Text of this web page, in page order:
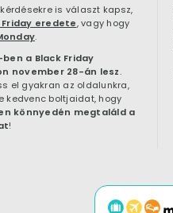
is választ kapsz,
Friday eredete, vagy hogy
.
ben a Black Friday
november 28-án lesz.
el gyakran az oldalunkra,
kedvenc boltjaidat, hogy
könnyedén megtaláld a
!